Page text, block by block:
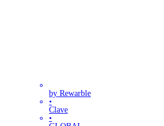
by Rewarble
•
Clave
•